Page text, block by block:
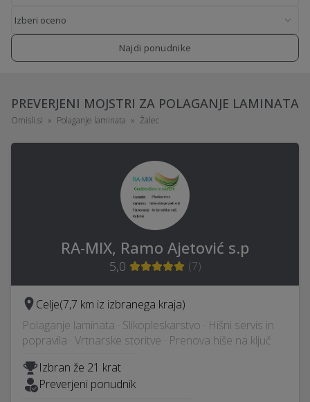
Najdi ponudnike
PREVERJENI MOJSTRI ZA POLAGANJE LAMINATA
Omisli.si Polaganje laminata Žalec
RA-MIX, Ramo Ajetović s.p
5,0 (7)
Celje(7,7 km iz izbranega kraja)
Polaganje laminata · Slikopleskarstvo · Hišni servis in
popravila · Vrtnarske storitve · Prenova hiše na ključ
Izbran že 21 krat
Preverjeni ponudnik